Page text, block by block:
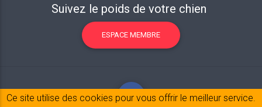
Suivez le poids de votre chien
ESPACE MEMBRE
Ce site utilise des cookies pour vous offrir le meilleur service.